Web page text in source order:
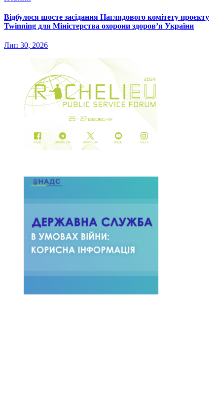
Відбулося шосте засідання Наглядового комітету проєкту
Twinning для Міністерства охорони здоров’я України
Лип 30, 2026